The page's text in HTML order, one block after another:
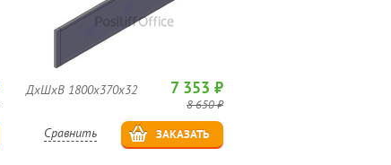
ДхШхВ 1800х370х32 7 353 ₽
8 650 ₽
Сравнить ЗАКАЗАТЬ